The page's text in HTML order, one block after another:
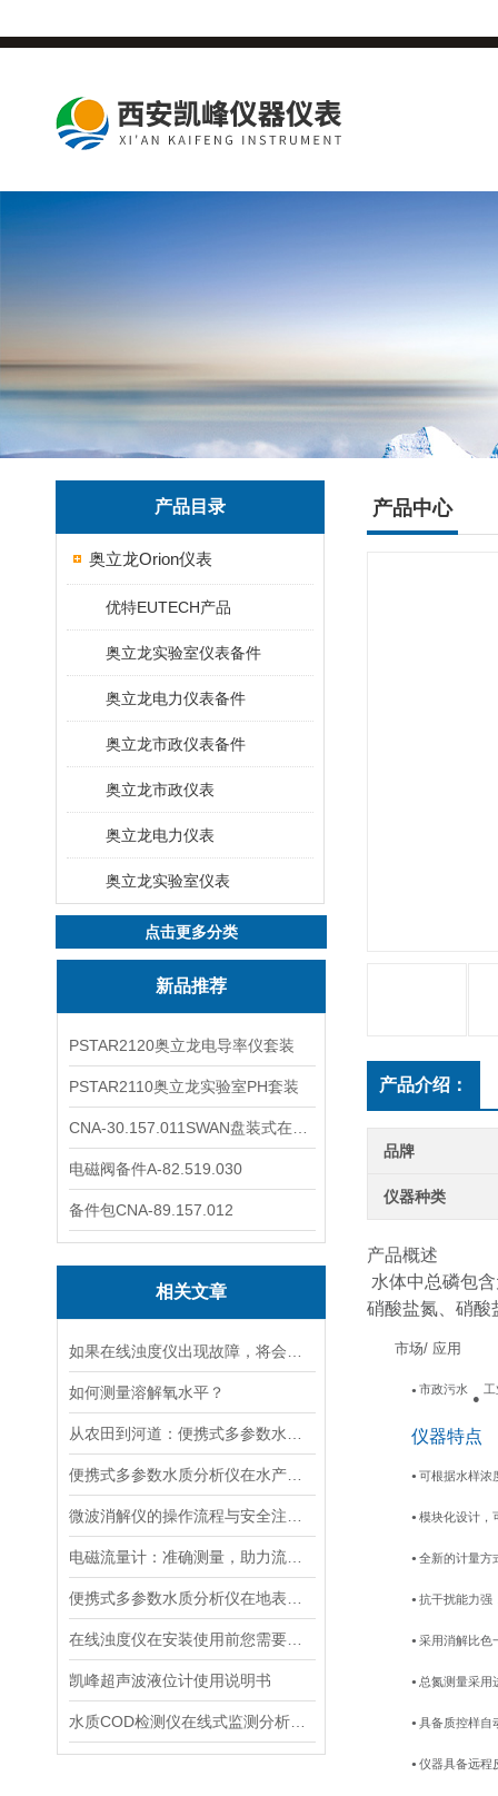
产品目录
奥立龙Orion仪表
优特EUTECH产品
奥立龙实验室仪表备件
奥立龙电力仪表备件
奥立龙市政仪表备件
奥立龙市政仪表
奥立龙电力仪表
奥立龙实验室仪表
点击更多分类
新品推荐
PSTAR2120奥立龙电导率仪套装
PSTAR2110奥立龙实验室PH套装
电磁阀备件A-82.519.030
备件包CNA-89.157.012
相关文章
如何测量溶解氧水平？
凯峰超声波液位计使用说明书
产品中心
产品介绍：
品牌
仪器种类
产品概述
水体中总磷包
硝酸盐氮、硝酸
市场/ 应用
● 市政污水
●
仪器特点
● 可根据水样浓
● 模块化设计，
● 全新的计量方
● 抗干扰能力强
● 采用消解比色
● 总氮测量采用
● 具备质控样自
● 仪器具备远程